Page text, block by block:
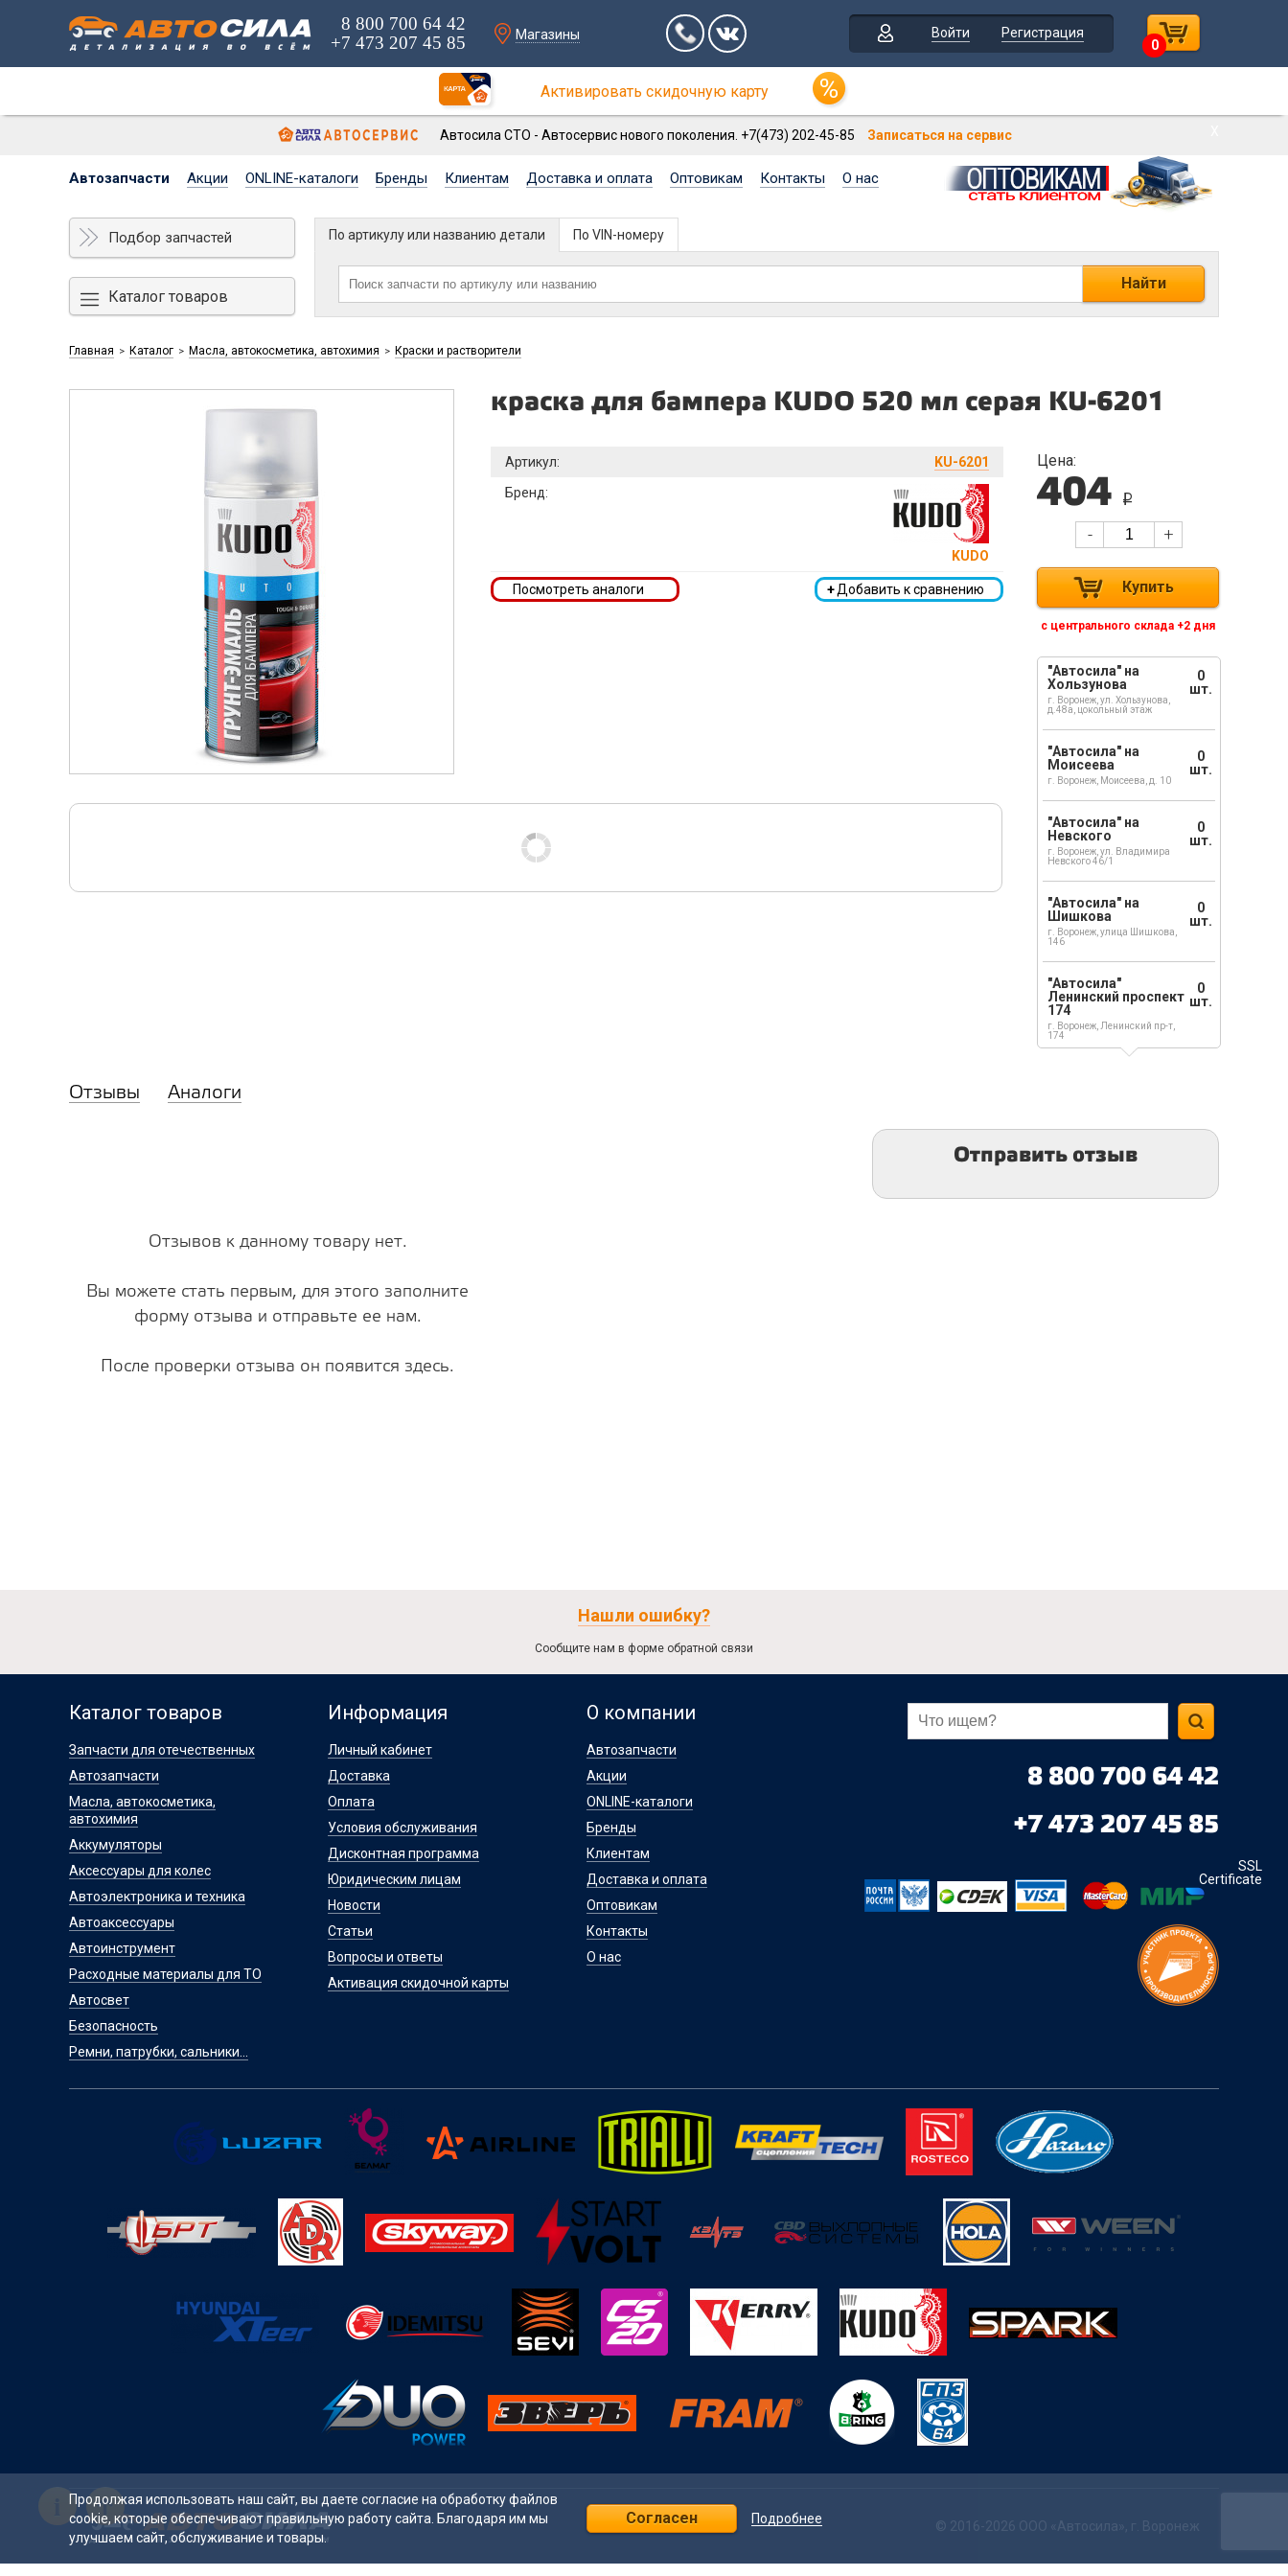
8 800 700 64 42
+7 473 207 45 85
Магазины Войти
Регистрация
0
Активировать скидочную карту
Автосила СТО - Автосервис нового поколения. +7(473) 202-45-85 Записаться на сервис
Автозапчасти Акции ONLINE-каталоги Бренды Клиентам Доставка и оплата Оптовикам Контакты О нас
Подбор запчастей
Каталог товаров
По артикулу или названию детали
Найти
По VIN-номеру
Главная > Каталог > Масла, автокосметика, автохимия > Краски и растворители
краска для бампера KUDO 520 мл серая KU-6201
Артикул:
KU-6201
Бренд:
KUDO
+Добавить к сравнению
Посмотреть аналоги
Цена:
404 i
- +
Купить
с центрального склада +2 дня
"Автосила" на
Хользунова
г. Воронеж, ул. Хользунова,
д.48а, цокольный этаж
0
шт.
"Автосила" на
Моисеева
г. Воронеж, Моисеева, д. 10
0
шт.
"Автосила" на
Невского
г. Воронеж, ул. Владимира
Невского 46/1
0
шт.
"Автосила" на
Шишкова
г. Воронеж, улица Шишкова,
146
0
шт.
"Автосила"
Ленинский проспект
174
г. Воронеж, Ленинский пр-т,
174
0
шт.
Отзывы Аналоги
Отзывов к данному товару нет.
Вы можете стать первым, для этого заполните
форму отзыва и отправьте ее нам.
После проверки отзыва он появится здесь.
Отправить отзыв
Нашли ошибку?
Сообщите нам в форме обратной связи
Каталог товаров
Запчасти для отечественных
Автозапчасти
Масла, автокосметика,
автохимия
Аккумуляторы
Аксессуары для колес
Автоэлектроника и техника
Автоаксессуары
Автоинструмент
Расходные материалы для ТО
Автосвет
Безопасность
Ремни, патрубки, сальники...
Информация
Личный кабинет
Доставка
Оплата
Условия обслуживания
Дисконтная программа
Юридическим лицам
Новости
Статьи
Вопросы и ответы
Активация скидочной карты
О компании
Автозапчасти
Акции
ONLINE-каталоги
Бренды
Клиентам
Доставка и оплата
Оптовикам
Контакты
О нас
8 800 700 64 42
+7 473 207 45 85
SSL
Certificate
© 2016-2026 ООО «Автосила», г. Воронеж
Продолжая использовать наш сайт, вы даете согласие на обработку файлов
cookie, которые обеспечивают правильную работу сайта. Благодаря им мы
улучшаем сайт, обслуживание и товары.
Согласен Подробнее